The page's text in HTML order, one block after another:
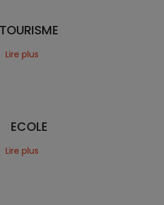
TOURISME
Lire plus
ECOLE
Lire plus